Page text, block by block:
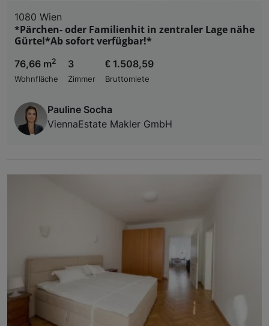
1080 Wien
*Pärchen- oder Familienhit in zentraler Lage nähe
Gürtel*Ab sofort verfügbar!*
76,66 m2
Wohnfläche
3
Zimmer
€ 1.508,59
Bruttomiete
Pauline Socha
ViennaEstate Makler GmbH